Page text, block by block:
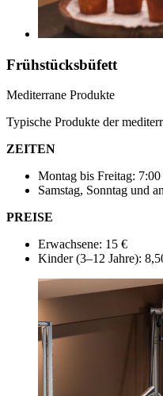
Frühstücksbüfett
Mediterrane Produkte
Typische Produkte der
ZEITEN
Montag bis Freitag:
Samstag, Sonntag und
PREISE
Erwachsene: 15 €
Kinder (3–12 Jahre):